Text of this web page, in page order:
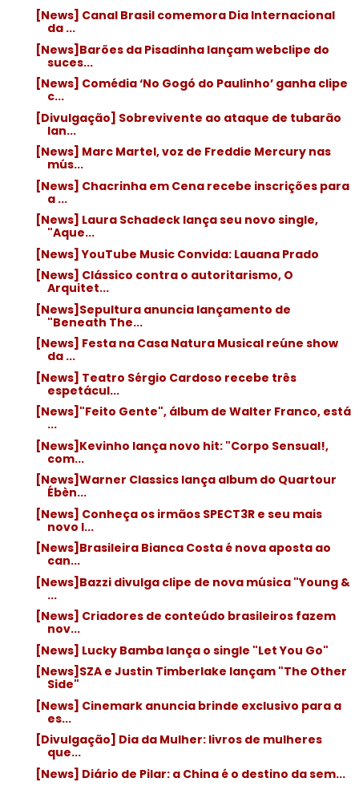
[News] Canal Brasil comemora Dia Internacional
da ...
[News]Barões da Pisadinha lançam webclipe do
suces...
[News] Comédia ‘No Gogó do Paulinho’ ganha clipe
c...
[Divulgação] Sobrevivente ao ataque de tubarão
lan...
[News] Marc Martel, voz de Freddie Mercury nas
mús...
[News] Chacrinha em Cena recebe inscrições para
a ...
[News] Laura Schadeck lança seu novo single,
"Aque...
[News] YouTube Music Convida: Lauana Prado
[News] Clássico contra o autoritarismo, O
Arquitet...
[News]Sepultura anuncia lançamento de
"Beneath The...
[News] Festa na Casa Natura Musical reúne show
da ...
[News] Teatro Sérgio Cardoso recebe três
espetácul...
[News]"Feito Gente", álbum de Walter Franco, está
...
[News]Kevinho lança novo hit: "Corpo Sensual!,
com...
[News]Warner Classics lança album do Quartour
Ébèn...
[News] Conheça os irmãos SPECT3R e seu mais
novo l...
[News]Brasileira Bianca Costa é nova aposta ao
can...
[News]Bazzi divulga clipe de nova música "Young &
...
[News] Criadores de conteúdo brasileiros fazem
nov...
[News] Lucky Bamba lança o single "Let You Go"
[News]SZA e Justin Timberlake lançam "The Other
Side"
[News] Cinemark anuncia brinde exclusivo para a
es...
[Divulgação] Dia da Mulher: livros de mulheres
que...
[News] Diário de Pilar: a China é o destino da sem...